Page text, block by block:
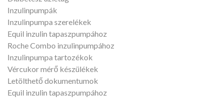
Inzulinpumpák
Inzulinpumpa szerelékek
Equil inzulin tapaszpumpához
Roche Combo inzulinpumpához
Inzulinpumpa tartozékok
Vércukor mérő készülékek
Letölthető dokumentumok
Equil inzulin tapaszpumpához